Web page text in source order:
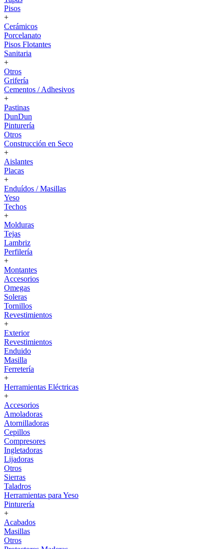
Pisos
+
Cerámicos
Porcelanato
Pisos Flotantes
Sanitaria
+
Otros
Grifería
Cementos / Adhesivos
+
Pastinas
DunDun
Pinturería
Otros
Construcción en Seco
+
Aislantes
Placas
+
Enduídos / Masillas
Yeso
Techos
+
Molduras
Tejas
Lambriz
Perfilería
+
Montantes
Accesorios
Omegas
Soleras
Tornillos
Revestimientos
+
Exterior
Revestimientos
Enduido
Masilla
Ferretería
+
Herramientas Eléctricas
+
Accesorios
Amoladoras
Atornilladoras
Cepillos
Compresores
Ingletadoras
Lijadoras
Otros
Sierras
Taladros
Herramientas para Yeso
Pinturería
+
Acabados
Masillas
Otros